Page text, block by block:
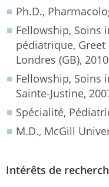
Ph.D.,
Fellowship, Soins
pédiatrique,
Londres (GB), 2010
Fellowship, Soins
Sainte-Justine,
Spécialité,
M.D., McGill
Intérêts de